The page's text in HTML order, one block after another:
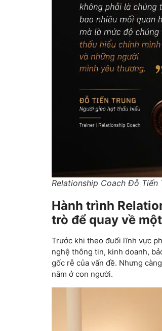
Relationship Coach Đỗ
Hành trình
trò để quay về
Trước khi theo đuổi lĩnh vực
nghệ thông tin, kinh doanh,
gốc rễ của vấn đề. Nhưng
nằm ở con người.